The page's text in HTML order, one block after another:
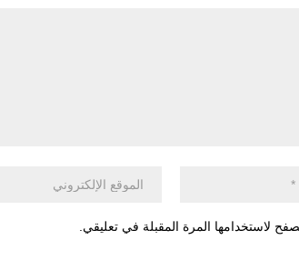
لاستخدامها المرة المقبلة في تعليقي.